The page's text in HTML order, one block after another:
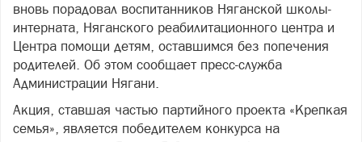
вновь порадовал воспитанников Няганской школы-
интерната, Няганского реабилитационного центра и
Центра помощи детям, оставшимся без попечения
родителей. Об этом сообщает пресс-служба
Администрации Нягани.
Акция, ставшая частью партийного проекта «Крепкая
семья», является победителем конкурса на